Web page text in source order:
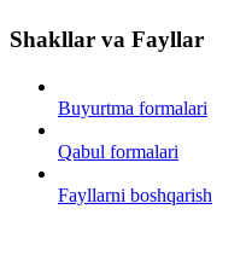
Shakllar va Fayllar
Buyurtma formalari
Qabul formalari
Fayllarni boshqarish